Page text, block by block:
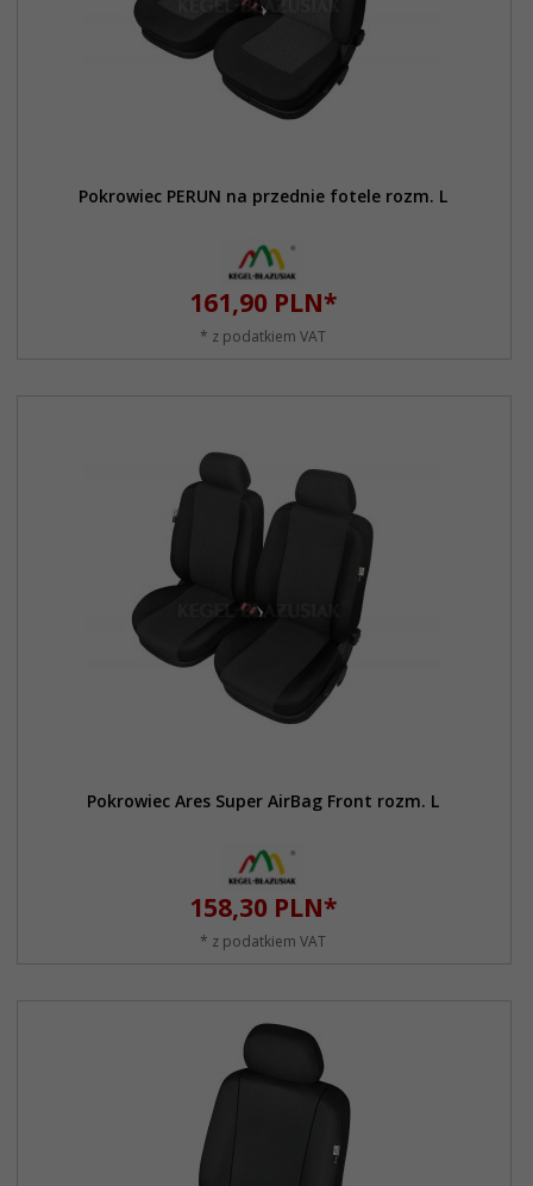
Pokrowiec PERUN na przednie fotele rozm. L
161,90 PLN*
* z podatkiem VAT
Pokrowiec Ares Super AirBag Front rozm. L
158,30 PLN*
* z podatkiem VAT